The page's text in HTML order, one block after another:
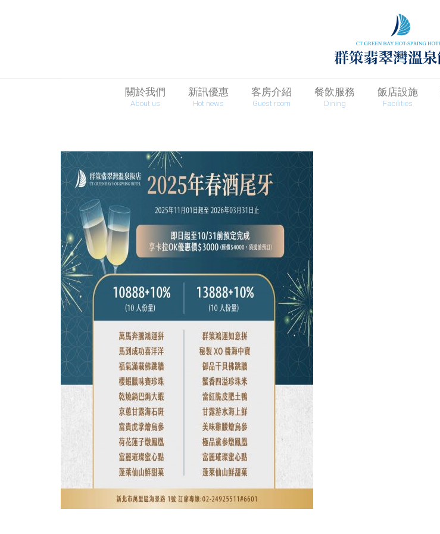
關於我們
About us
新訊優惠
Hot news
客房介紹
Guest room
餐飲服務
Dining
飯店設施
Facilities